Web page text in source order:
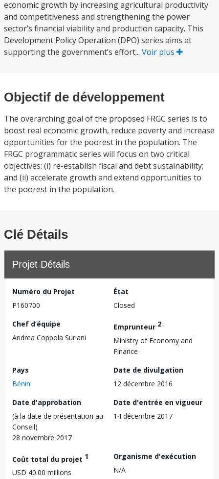
economic growth by increasing agricultural productivity
and competitiveness and strengthening the power
sector’s financial viability and production capacity. This
Development Policy Operation (DPO) series aims at
supporting the government’s effort... Voir plus
Objectif de développement
The overarching goal of the proposed FRGC series is to
boost real economic growth, reduce poverty and increase
opportunities for the poorest in the population. The
FRGC programmatic series will focus on two critical
objectives: (i) re-establish fiscal and debt sustainability;
and (ii) accelerate growth and extend opportunities to
the poorest in the population.
Clé Détails
Projet Détails
Numéro du Projet
P160700
État
Closed
Chef d’équipe
Andrea Coppola Suriani
Emprunteur 2
Ministry of Economy and
Finance
Pays
Bénin
Date de divulgation
12 décembre 2016
Date d'approbation
(à la date de présentation au
Conseil)
28 novembre 2017
Date d'entrée en vigueur
14 décembre 2017
Coût total du projet 1
USD 40.00 millions
Organisme d'exécution
N/A